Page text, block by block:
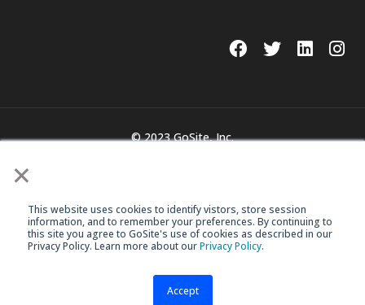
×
This website uses cookies to identify vistors, store session
information, and to remember your preferences. By continuing to
this site you agree to GoSite's use of cookies as described in our
Privacy Policy. Learn more about ourPrivacy Policy.
Accept
© 2023 GoSite, Inc.